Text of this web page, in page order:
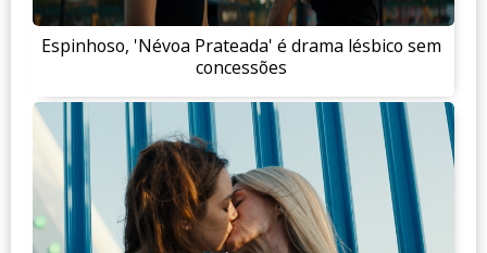
Espinhoso, 'Névoa Prateada' é drama lésbico sem
concessões